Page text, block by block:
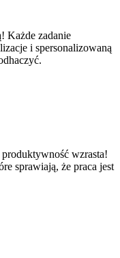
Każde zadanie
i spersonalizowaną
wzrasta!
sprawiają, że praca jest